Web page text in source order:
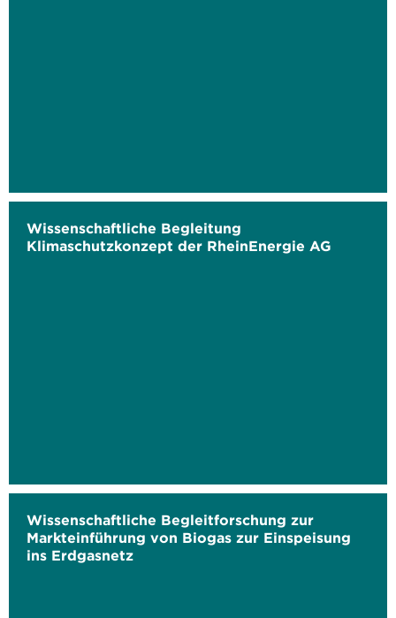
Wissenschaftliche Begleitung
Klimaschutzkonzept der RheinEnergie AG
Wissenschaftliche Begleitforschung zur
Markteinführung von Biogas zur Einspeisung
ins Erdgasnetz